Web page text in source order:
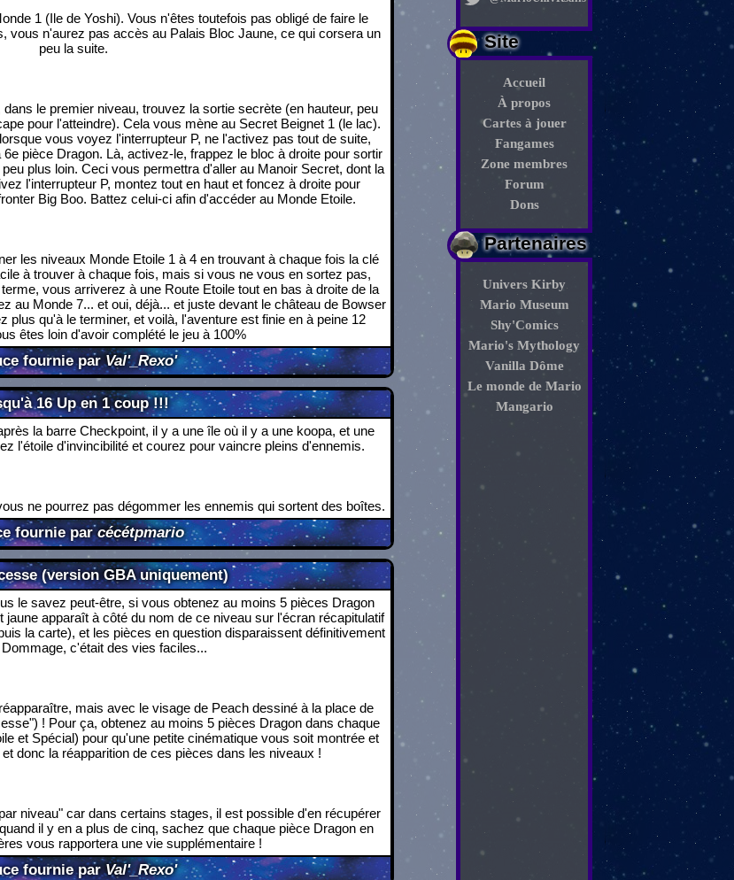
Site
Accueil
À propos
Cartes à jouer
Fangames
Zone membres
Forum
Dons
Partenaires
Univers Kirby
Mario Museum
Shy'Comics
Mario's Mythology
Vanilla Dôme
Le monde de Mario
Mangario
fournie parVal'_Rexo'
1 (Ile de Yoshi). Vous n'êtes toutefois pas obligé de faire le
vous n'aurez pas accès au Palais Bloc Jaune, ce qui corsera un
peu la suite.
le premier niveau, trouvez la sortie secrète (en hauteur, peu
pour l'atteindre). Cela vous mène au Secret Beignet 1 (le lac).
vous voyez l'interrupteur P, ne l'activez pas tout de suite,
pièce Dragon. Là, activez-le, frappez le bloc à droite pour sortir
plus loin. Ceci vous permettra d'aller au Manoir Secret, dont la
l'interrupteur P, montez tout en haut et foncez à droite pour
Big Boo. Battez celui-ci afin d'accéder au Monde Etoile.
les niveaux Monde Etoile 1 à 4 en trouvant à chaque fois la clé
à trouver à chaque fois, mais si vous ne vous en sortez pas,
vous arriverez à une Route Etoile tout en bas à droite de la
au Monde 7... et oui, déjà... et juste devant le château de Bowser
plus qu'à le terminer, et voilà, l'aventure est finie en à peine 12
êtes loin d'avoir complété le jeu à 100%
16 Up en 1 coup !!!
fournie parcécétpmario
la barre Checkpoint, il y a une île où il y a une koopa, et une
l'étoile d'invincibilité et courez pour vaincre pleins d'ennemis.
ne pourrez pas dégommer les ennemis qui sortent des boîtes.
(version GBA uniquement)
fournie parVal'_Rexo'
le savez peut-être, si vous obtenez au moins 5 pièces Dragon
apparaît à côté du nom de ce niveau sur l'écran récapitulatif
la carte), et les pièces en question disparaissent définitivement
c'était des vies faciles...
mais avec le visage de Peach dessiné à la place de
! Pour ça, obtenez au moins 5 pièces Dragon dans chaque
et Spécial) pour qu'une petite cinématique vous soit montrée et
donc la réapparition de ces pièces dans les niveaux !
niveau" car dans certains stages, il est possible d'en récupérer
il y en a plus de cinq, sachez que chaque pièce Dragon en
vous rapportera une vie supplémentaire !